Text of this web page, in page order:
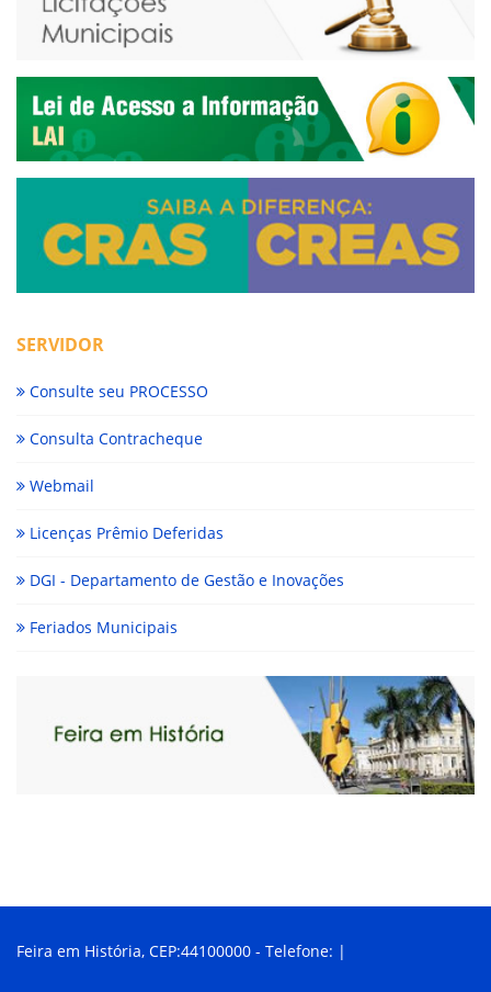
SERVIDOR
Consulte seu PROCESSO
Consulta Contracheque
Webmail
Licenças Prêmio Deferidas
DGI - Departamento de Gestão e Inovações
Feriados Municipais
Feira em História, CEP:44100000 - Telefone: |